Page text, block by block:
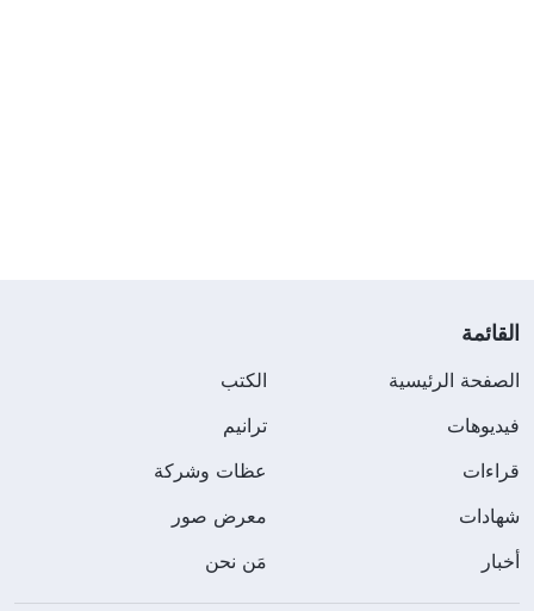
القائمة
الصفحة الرئيسية
الكتب
فيديوهات
ترانيم
قراءات
عظات وشركة
شهادات
معرض صور
أخبار
مَن نحن